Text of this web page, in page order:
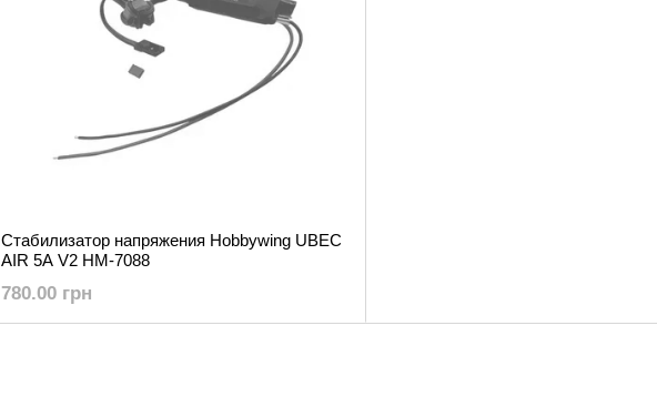
Стабилизатор напряжения Hobbywing UBEC
AIR 5A V2 HM-7088
780.00 грн